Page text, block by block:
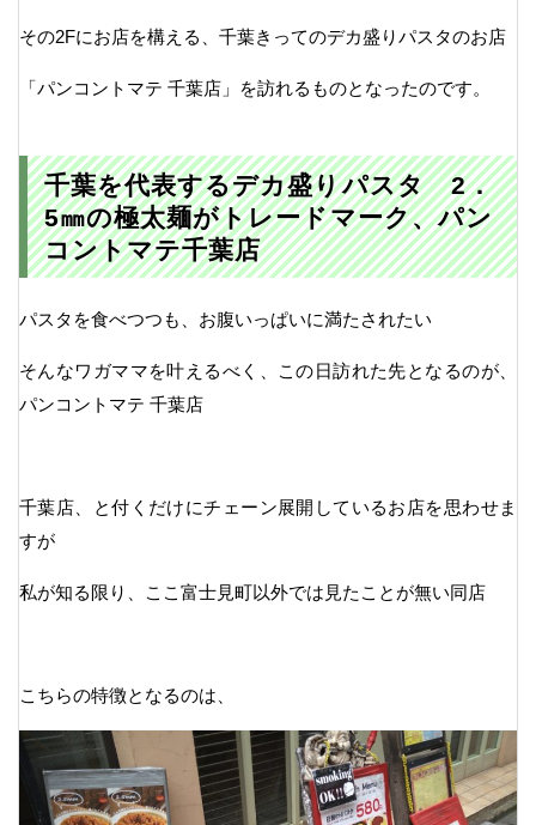
その2Fにお店を構える、千葉きってのデカ盛りパスタのお店
「パンコントマテ 千葉店」を訪れるものとなったのです。
千葉を代表するデカ盛りパスタ 2．
5㎜の極太麺がトレードマーク、パン
コントマテ千葉店
パスタを食べつつも、お腹いっぱいに満たされたい
そんなワガママを叶えるべく、この日訪れた先となるのが、
パンコントマテ 千葉店
千葉店、と付くだけにチェーン展開しているお店を思わせま
すが
私が知る限り、ここ富士見町以外では見たことが無い同店
こちらの特徴となるのは、